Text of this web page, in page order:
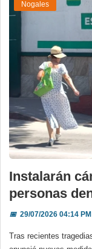
Nogales
Instalarán
personas
📅29/07/2026 04:14 PM
Tras recientes